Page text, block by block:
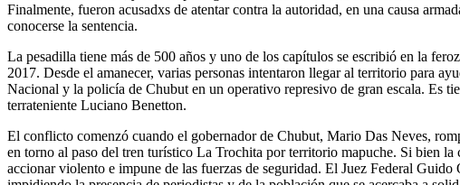
Finalmente, fueron acusadxs de atentar contra la autoridad, en una causa
conocerse la sentencia.
La pesadilla tiene más de 500 años y uno de los capítulos se escribió en la
2017. Desde el amanecer, varias personas intentaron llegar al territorio para
Nacional y la policía de Chubut en un operativo represivo de gran escala. Es
terrateniente Luciano Benetton.
El conflicto comenzó cuando el gobernador de Chubut, Mario Das Neves,
en torno al paso del tren turístico La Trochita por territorio mapuche. Si bien
accionar violento e impune de las fuerzas de seguridad. El Juez Federal